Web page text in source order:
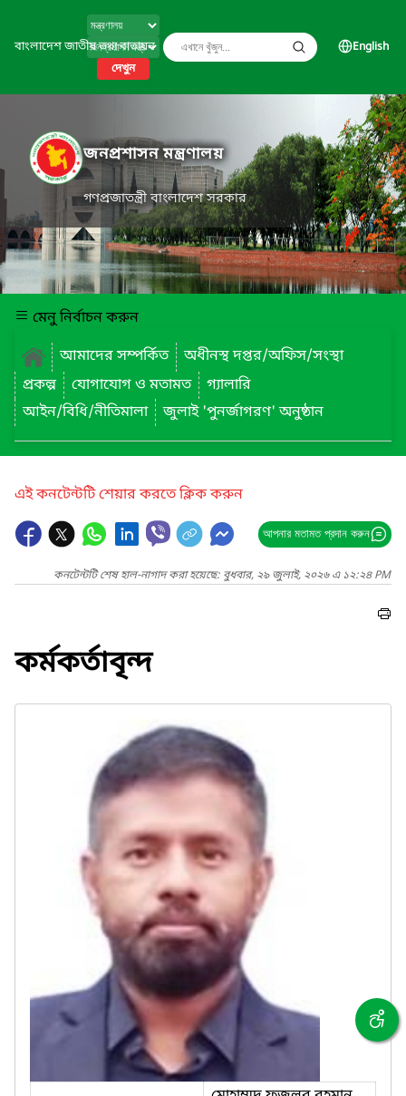
বাংলাদেশ জাতীয় তথ্য বাতায়ন
দেখুন
English
জনপ্রশাসন মন্ত্রণালয়
গণপ্রজাতন্ত্রী বাংলাদেশ সরকার
মেনু নির্বাচন করুন
আমাদের সম্পর্কিত
অধীনস্থ দপ্তর/অফিস/সংস্থা
প্রকল্প
যোগাযোগ ও মতামত
গ্যালারি
আইন/বিধি/নীতিমালা
জুলাই 'পুনর্জাগরণ' অনুষ্ঠান
এই কনটেন্টটি শেয়ার করতে ক্লিক করুন
আপনার মতামত প্রদান করুন
কনটেন্টটি শেষ হাল-নাগাদ করা হয়েছে: বুধবার, ২৯ জুলাই, ২০২৬ এ ১২:২৪ PM
কর্মকর্তাবৃন্দ